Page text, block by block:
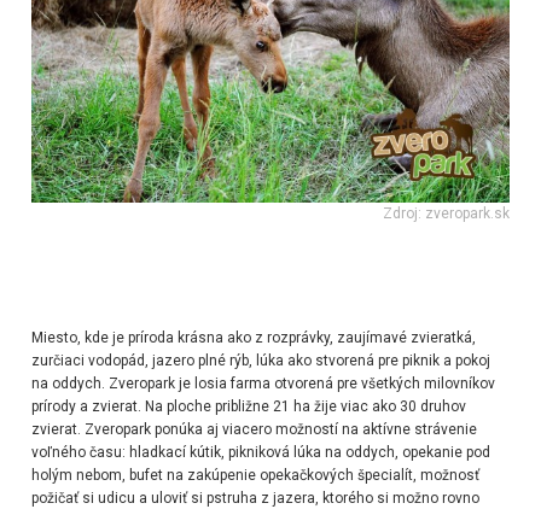
Zdroj: zveropark.sk
Miesto, kde je príroda krásna ako z rozprávky, zaujímavé zvieratká,
zurčiaci vodopád, jazero plné rýb, lúka ako stvorená pre piknik a pokoj
na oddych. Zveropark je losia farma otvorená pre všetkých milovníkov
prírody a zvierat. Na ploche približne 21 ha žije viac ako 30 druhov
zvierat. Zveropark ponúka aj viacero možností na aktívne strávenie
voľného času: hladkací kútik, pikniková lúka na oddych, opekanie pod
holým nebom, bufet na zakúpenie opekačkových špecialít, možnosť
požičať si udicu a uloviť si pstruha z jazera, ktorého si možno rovno